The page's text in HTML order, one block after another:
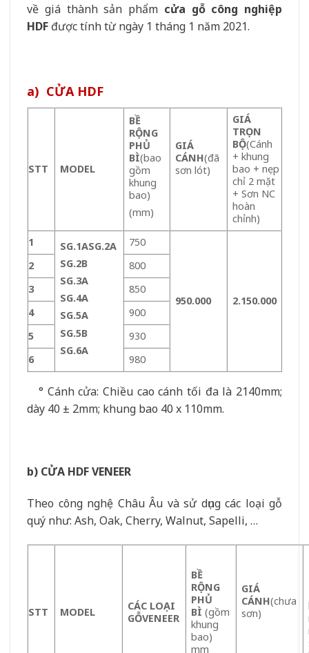
về giá thành sản phẩm cửa gỗ công nghiệp
HDF được tính từ ngày 1 tháng 1 năm 2021.
a) CỬA HDF
STT MODEL
BỀ
RỘNG
PHỦ
BÌ(bao
gồm
khung
bao)
(mm)
GIÁ
CÁNH(đã
sơn lót)
GIÁ
TRỌN
BỘ(Cánh
+ khung
bao + nẹp
chỉ 2 mặt
+ Sơn NC
hoàn
chỉnh)
1
SG.1ASG.2A
SG.2B
SG.3A
SG.4A
SG.5A
SG.5B
SG.6A
750
950.000 2.150.000
2
800
3
850
4
900
5
930
6
980
° Cánh cửa: Chiều cao cánh tối đa là 2140mm;
dày 40 ± 2mm; khung bao 40 x 110mm.
b) CỬA HDF VENEER
Theo công nghệ Châu Âu và sử dụng các loại gỗ
quý như: Ash, Oak, Cherry, Walnut, Sapelli, …
STT MODEL
CÁC LOẠI
GỖVENEER
BỀ
RỘNG
PHỦ
BÌ(gồm
khung
bao)
mm
GIÁ
CÁNH(chưa
sơn)